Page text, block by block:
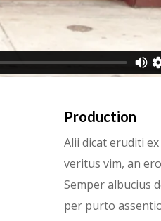
Production
Alii dicat eruditi
veritus vim, an
Semper albucius
per purto